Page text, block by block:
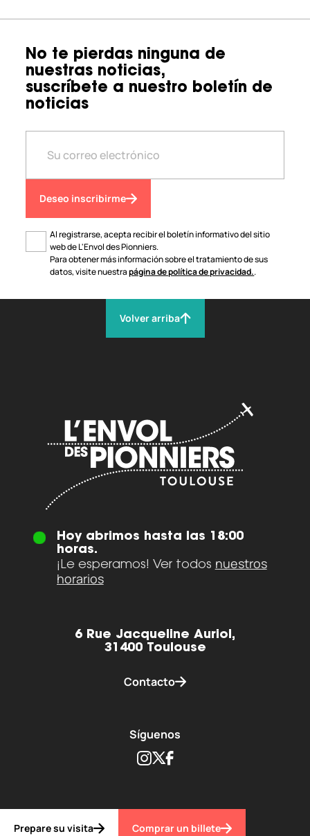
No te pierdas ninguna de
nuestras noticias,
suscríbete a nuestro boletín de
noticias
Deseo inscribirme
Al registrarse, acepta recibir el boletín informativo del sitio
web de L'Envol des Pionniers.
Para obtener más información sobre el tratamiento de sus
datos, visite nuestrapágina de política de privacidad..
Hoy abrimos hasta las 18:00
horas.
¡Le esperamos! Ver todos nuestros
horarios
6 Rue Jacqueline Auriol,
31400 Toulouse
Contacto
Síguenos
Instagram
TwitterFacebook
Volver arriba
Prepare su visita Comprar un billete